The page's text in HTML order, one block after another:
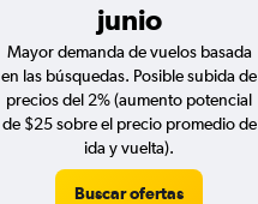
junio
Mayor demanda de vuelos basada
en las búsquedas. Posible subida de
precios del 2% (aumento potencial
de $25 sobre el precio promedio de
ida y vuelta).
Buscar ofertas